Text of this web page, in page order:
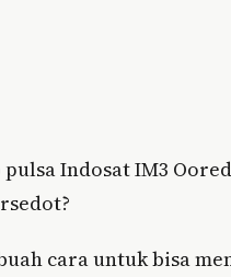
pulsa Indosat IM3
cara untuk bisa